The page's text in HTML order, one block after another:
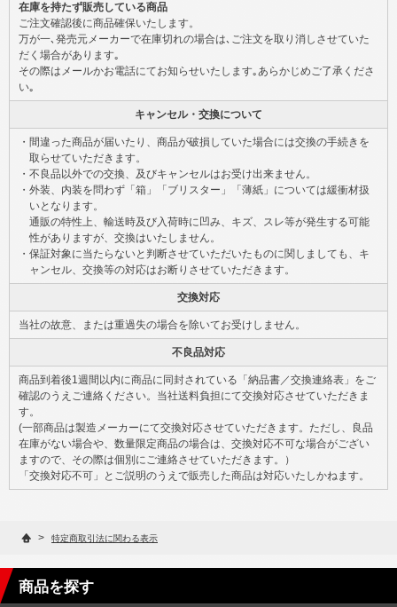
在庫を持たず販売している商品
ご注文確認後に商品確保いたします。
万が一､発売元メーカーで在庫切れの場合は､ご注文を取り消しさせていた
だく場合があります｡
その際はメールかお電話にてお知らせいたします｡あらかじめご了承くださ
い｡
キャンセル・交換について
・間違った商品が届いたり、商品が破損していた場合には交換の手続きを
取らせていただきます。
・不良品以外での交換、及びキャンセルはお受け出来ません。
・外装、内装を問わず「箱」「ブリスター」「薄紙」については緩衝材扱
いとなります。
通販の特性上、輸送時及び入荷時に凹み、キズ、スレ等が発生する可能
性がありますが、交換はいたしません。
・保証対象に当たらないと判断させていただいたものに関しましても、キ
ャンセル、交換等の対応はお断りさせていただきます。
交換対応
当社の故意、または重過失の場合を除いてお受けしません。
不良品対応
商品到着後1週間以内に商品に同封されている「納品書／交換連絡表」をご
確認のうえご連絡ください。当社送料負担にて交換対応させていただきま
す。
(一部商品は製造メーカーにて交換対応させていただきます。ただし、良品
在庫がない場合や、数量限定商品の場合は、交換対応不可な場合がござい
ますので、その際は個別にご連絡させていただきます。）
「交換対応不可」とご説明のうえで販売した商品は対応いたしかねます。
> 特定商取引法に関わる表示
商品を探す